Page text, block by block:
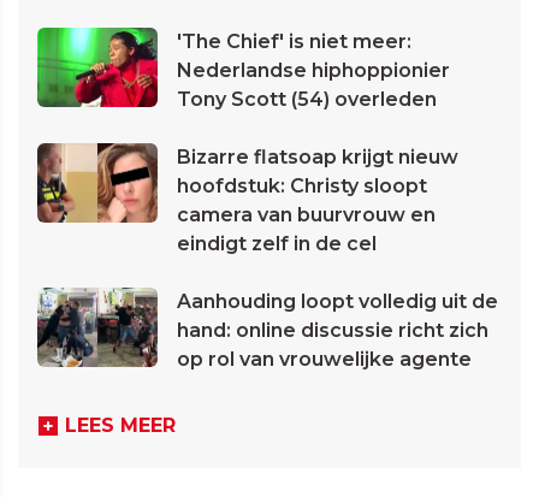
'The Chief' is niet meer:
Nederlandse hiphoppionier
Tony Scott (54) overleden
Bizarre flatsoap krijgt nieuw
hoofdstuk: Christy sloopt
camera van buurvrouw en
eindigt zelf in de cel
Aanhouding loopt volledig uit de
hand: online discussie richt zich
op rol van vrouwelijke agente
LEES MEER